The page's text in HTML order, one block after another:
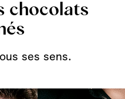
chocolats
ses sens.